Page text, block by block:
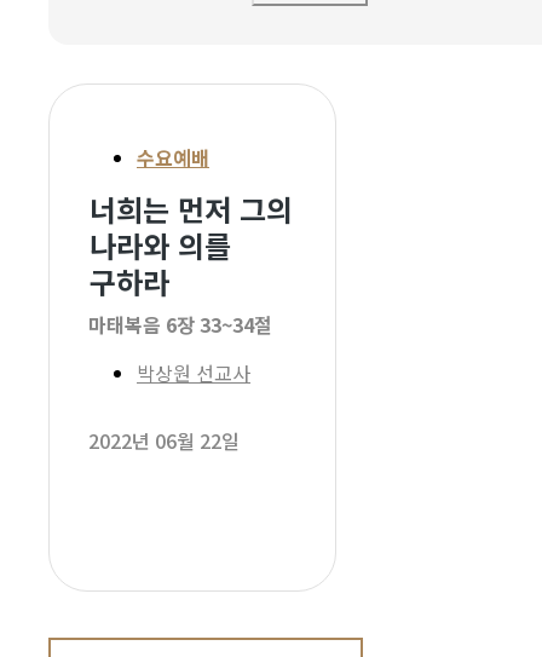
수요예배
너희는 먼저 그의
나라와 의를
구하라
마태복음 6장 33~34절
박상원 선교사
2022년 06월 22일